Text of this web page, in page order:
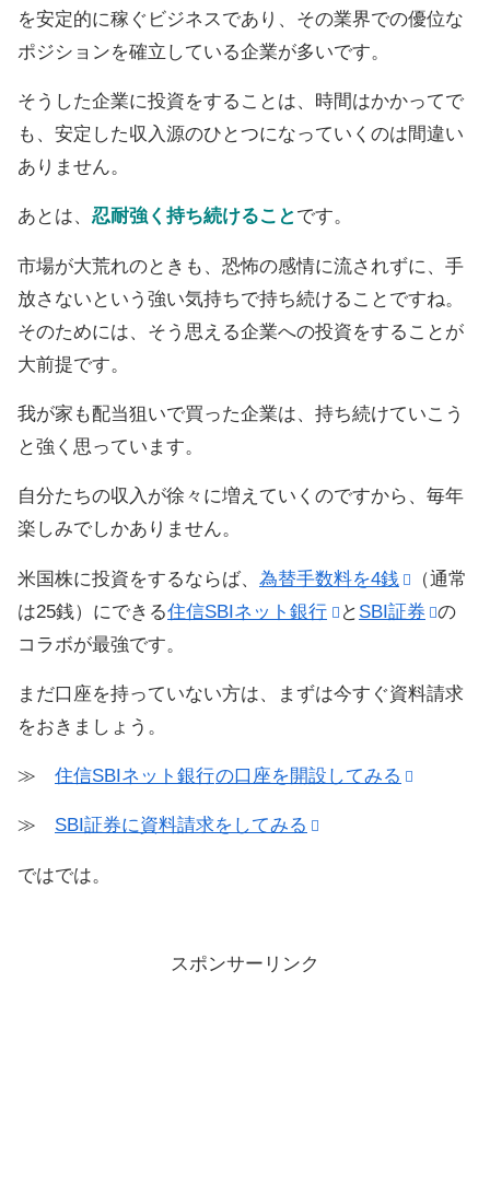
を安定的に稼ぐビジネスであり、その業界での優位な
ポジションを確立している企業が多いです。
そうした企業に投資をすることは、時間はかかってで
も、安定した収入源のひとつになっていくのは間違い
ありません。
あとは、 忍耐強く持ち続けることです。
市場が大荒れのときも、恐怖の感情に流されずに、手
放さないという強い気持ちで持ち続けることですね。
そのためには、そう思える企業への投資をすることが
大前提です。
我が家も配当狙いで買った企業は、持ち続けていこう
と強く思っています。
自分たちの収入が徐々に増えていくのですから、毎年
楽しみでしかありません。
米国株に投資をするならば、 為替手数料を4銭
（通常
は25銭）にできる住信SBIネット銀行 と SBI証券
の
コラボが最強です。
まだ口座を持っていない方は、まずは今すぐ資料請求
をおきましょう。
≫ 住信SBIネット銀行の口座を開設してみる
≫ SBI証券に資料請求をしてみる
ではでは。
スポンサーリンク